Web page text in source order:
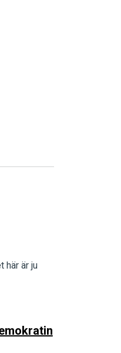
här är ju